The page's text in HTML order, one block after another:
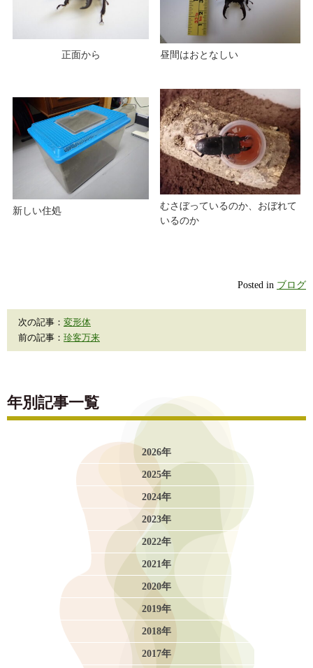
正面から 昼間はおとなしい
新しい住処
むさぼっているのか、おぼれて
いるのか
Posted in ブログ
次の記事： 変形体
前の記事： 珍客万来
年別記事一覧
2026年
2025年
2024年
2023年
2022年
2021年
2020年
2019年
2018年
2017年